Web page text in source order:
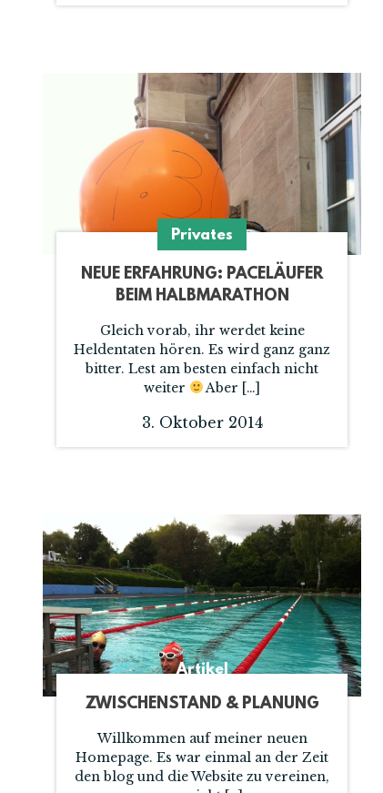
Privates
NEUE ERFAHRUNG: PACELÄUFER
BEIM HALBMARATHON
Gleich vorab, ihr werdet keine
Heldentaten hören. Es wird ganz ganz
bitter. Lest am besten einfach nicht
weiter
Aber […]
3. Oktober 2014
Artikel
ZWISCHENSTAND & PLANUNG
Willkommen auf meiner neuen
Homepage. Es war einmal an der Zeit
den blog und die Website zu vereinen,